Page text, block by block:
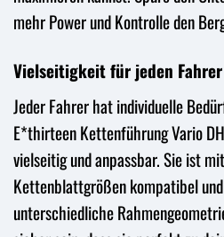
mehr Power und Kontrolle den
Vielseitigkeit für jeden Fahrer
Jeder Fahrer hat individuelle
E*thirteen Kettenführung Vario
vielseitig und anpassbar. Sie ist
Kettenblattgrößen kompatibel
unterschiedliche